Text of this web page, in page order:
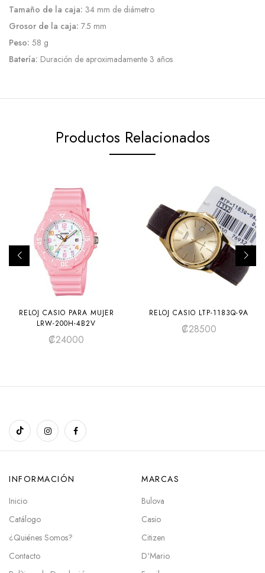
Tamaño de la caja: 34 mm de diámetro
Grosor de la caja: 7.5 mm
Peso: 58 g
Batería: Duración de aproximadamente 3 años
Productos Relacionados
RELOJ CASIO PARA MUJER
LRW-200H-4B2V
₡24000
RELOJ CASIO LTP-1183Q-9A
₡28500
INFORMACIÓN
Inicio
Catálogo
¿Quiénes Somos?
Contacto
MARCAS
Bulova
Casio
Citizen
D'Mario